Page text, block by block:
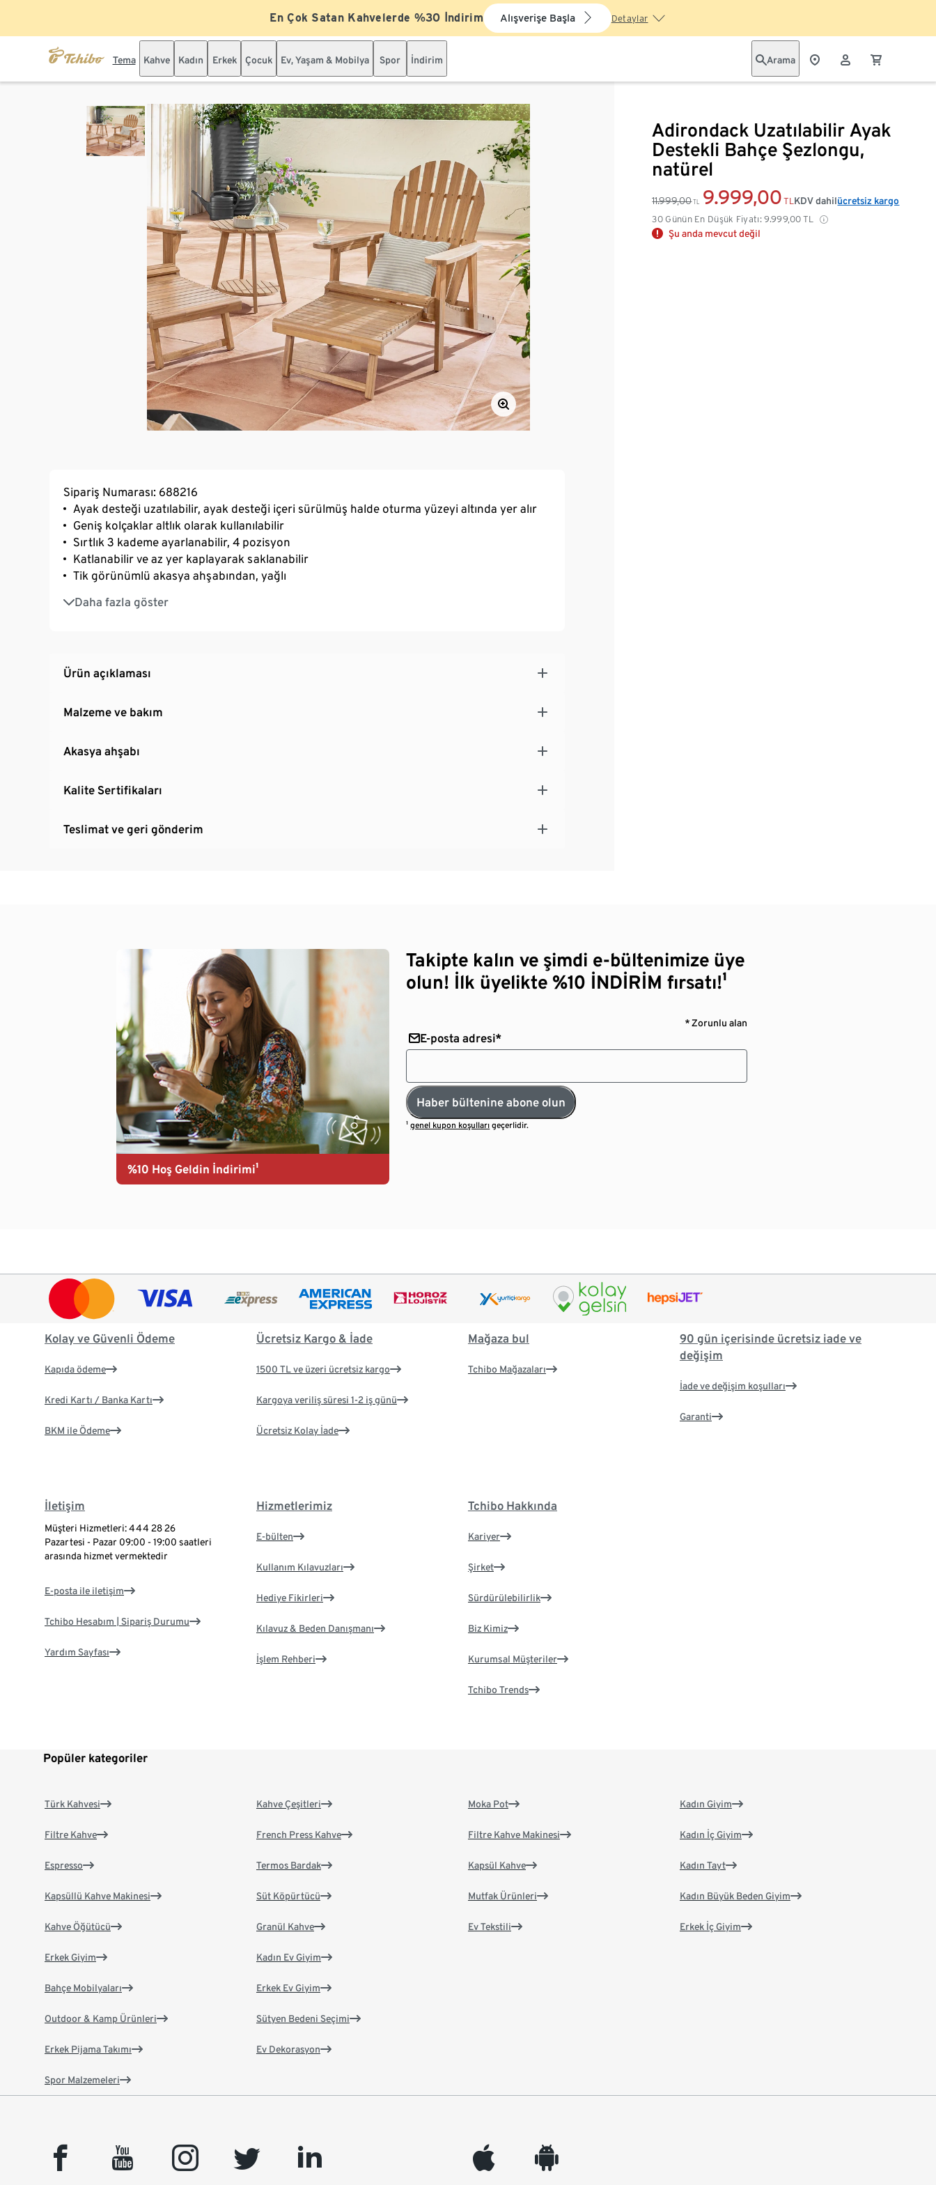
En Çok Satan Kahvelerde %30 İndirim Alışverişe Başla Detaylar
Tema Kahve Kadın Erkek Çocuk Ev, Yaşam & Mobilya Spor İndirim Arama
Adirondack Uzatılabilir Ayak
Destekli Bahçe Şezlongu,
natürel
11.999,00 TL 9.999,00 TL
30 Günün En Düşük Fiyatı: 9.999,00 TL
KDV dahilücretsiz kargo
Şu anda mevcut değil
Sipariş Numarası: 688216
Ayak desteği uzatılabilir, ayak desteği içeri sürülmüş halde oturma yüzeyi altında yer alır
Geniş kolçaklar altlık olarak kullanılabilir
Sırtlık 3 kademe ayarlanabilir, 4 pozisyon
Katlanabilir ve az yer kaplayarak saklanabilir
Tik görünümlü akasya ahşabından, yağlı
Daha fazla göster
UV ışınlarına ve hava koşullarına dayanıklı
Not: Serimizde uygun yüksek sırtlık minderleri vardır (sipariş no. 213068, 213070)
Ürün açıklaması
Malzeme ve bakım
Akasya ahşabı
Kalite Sertifikaları
Teslimat ve geri gönderim
%10 Hoş Geldin İndirimi¹
Takipte kalın ve şimdi e-bültenimize üye
olun! İlk üyelikte %10 İNDİRİM fırsatı!¹
* Zorunlu alan
E-posta adresi*
Haber bültenine abone olun
¹genel kupon koşulları geçerlidir.
Kolay ve Güvenli Ödeme
Kapıda ödeme
Kredi Kartı / Banka Kartı
BKM ile Ödeme
Ücretsiz Kargo & İade
1500 TL ve üzeri ücretsiz kargo
Kargoya veriliş süresi 1-2 iş günü
Ücretsiz Kolay İade
Mağaza bul
Tchibo Mağazaları
90 gün içerisinde ücretsiz iade ve
değişim
İade ve değişim koşulları
Garanti
İletişim
Müşteri Hizmetleri: 444 28 26
Pazartesi - Pazar 09:00 - 19:00 saatleri
arasında hizmet vermektedir
E-posta ile iletişim
Tchibo Hesabım | Sipariş Durumu
Yardım Sayfası
Hizmetlerimiz
E-bülten
Kullanım Kılavuzları
Hediye Fikirleri
Kılavuz & Beden Danışmanı
İşlem Rehberi
Tchibo Hakkında
Kariyer
Şirket
Sürdürülebilirlik
Biz Kimiz
Kurumsal Müşteriler
Tchibo Trends
Popüler kategoriler
Türk Kahvesi
Filtre Kahve
Espresso
Kapsüllü Kahve Makinesi
Kahve Öğütücü
Kahve Çeşitleri
French Press Kahve
Termos Bardak
Süt Köpürtücü
Granül Kahve
Moka Pot
Filtre Kahve Makinesi
Kapsül Kahve
Mutfak Ürünleri
Ev Tekstili
Kadın Giyim
Kadın İç Giyim
Kadın Tayt
Kadın Büyük Beden Giyim
Erkek İç Giyim
Erkek Giyim
Bahçe Mobilyaları
Outdoor & Kamp Ürünleri
Erkek Pijama Takımı
Spor Malzemeleri
Kadın Ev Giyim
Erkek Ev Giyim
Sütyen Bedeni Seçimi
Ev Dekorasyon
facebook youtube instagram twitter linkedin appleinc android